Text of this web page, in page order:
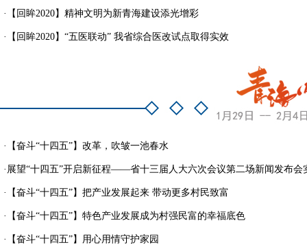
· 【回眸2020】精神文明为新青海建设添光增彩
· 【回眸2020】“五医联动” 我省综合医改试点取得实效
· 【奋斗“十四五”】改革，吹皱一池春水
· 展望“十四五”开启新征程——省十三届人大六次会议第二场新闻发布会
· 【奋斗“十四五”】把产业发展起来 带动更多村民致富
· 【奋斗“十四五”】特色产业发展成为村强民富的幸福底色
· 【奋斗“十四五”】用心用情守护家园